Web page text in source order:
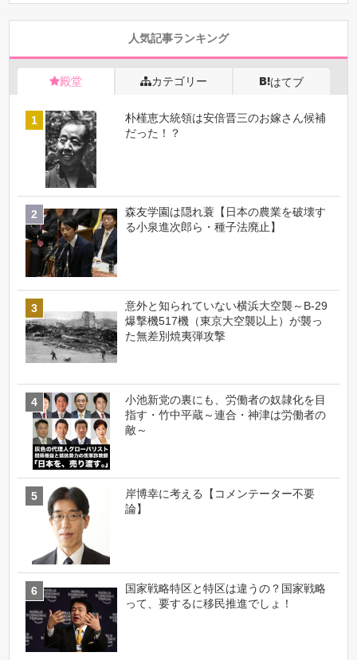
人気記事ランキング
殿堂 カテゴリー はてブ
朴槿恵大統領は安倍晋三のお嫁さん候補
だった！？
森友学園は隠れ蓑【日本の農業を破壊す
る小泉進次郎ら・種子法廃止】
意外と知られていない横浜大空襲～B-29
爆撃機517機（東京大空襲以上）が襲っ
た無差別焼夷弾攻撃
小池新党の裏にも、労働者の奴隷化を目
指す・竹中平蔵～連合・神津は労働者の
敵～
岸博幸に考える【コメンテーター不要
論】
国家戦略特区と特区は違うの？国家戦略
って、要するに移民推進でしょ！